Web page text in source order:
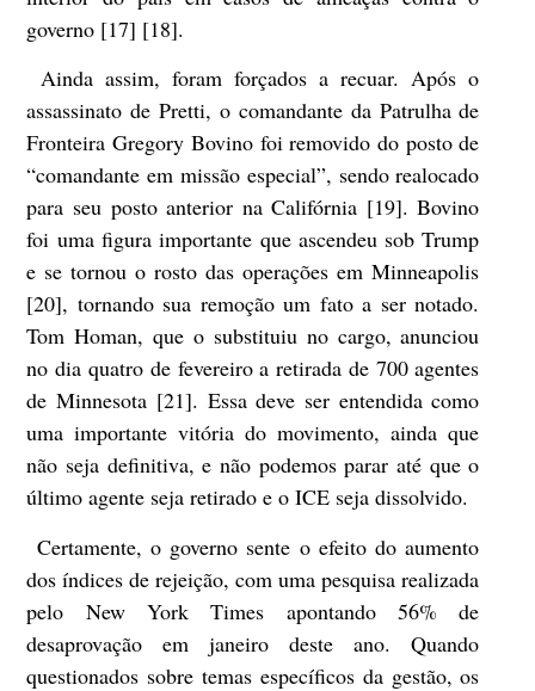
governo [17] [18].
Ainda assim, foram forçados a recuar. Após o
assassinato de Pretti, o comandante da Patrulha de
Fronteira Gregory Bovino foi removido do posto de
“comandante em missão especial”, sendo realocado
para seu posto anterior na Califórnia [19]. Bovino
foi uma figura importante que ascendeu sob Trump
e se tornou o rosto das operações em Minneapolis
[20], tornando sua remoção um fato a ser notado.
Tom Homan, que o substituiu no cargo, anunciou
no dia quatro de fevereiro a retirada de 700 agentes
de Minnesota [21]. Essa deve ser entendida como
uma importante vitória do movimento, ainda que
não seja definitiva, e não podemos parar até que o
último agente seja retirado e o ICE seja dissolvido.
Certamente, o governo sente o efeito do aumento
dos índices de rejeição, com uma pesquisa realizada
pelo New York Times apontando 56% de
desaprovação em janeiro deste ano. Quando
questionados sobre temas específicos da gestão, os